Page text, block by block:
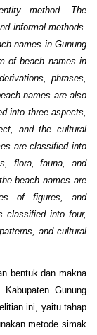
method. The
informal methods.
names in Gunung
of beach names in
phrases,
names are also
into three aspects,
and the cultural
are classified into
flora, fauna, and
beach names are
of figures, and
classified into four,
and cultural
bentuk dan makna
Gunung
ini, yaitu tahap
metode simak